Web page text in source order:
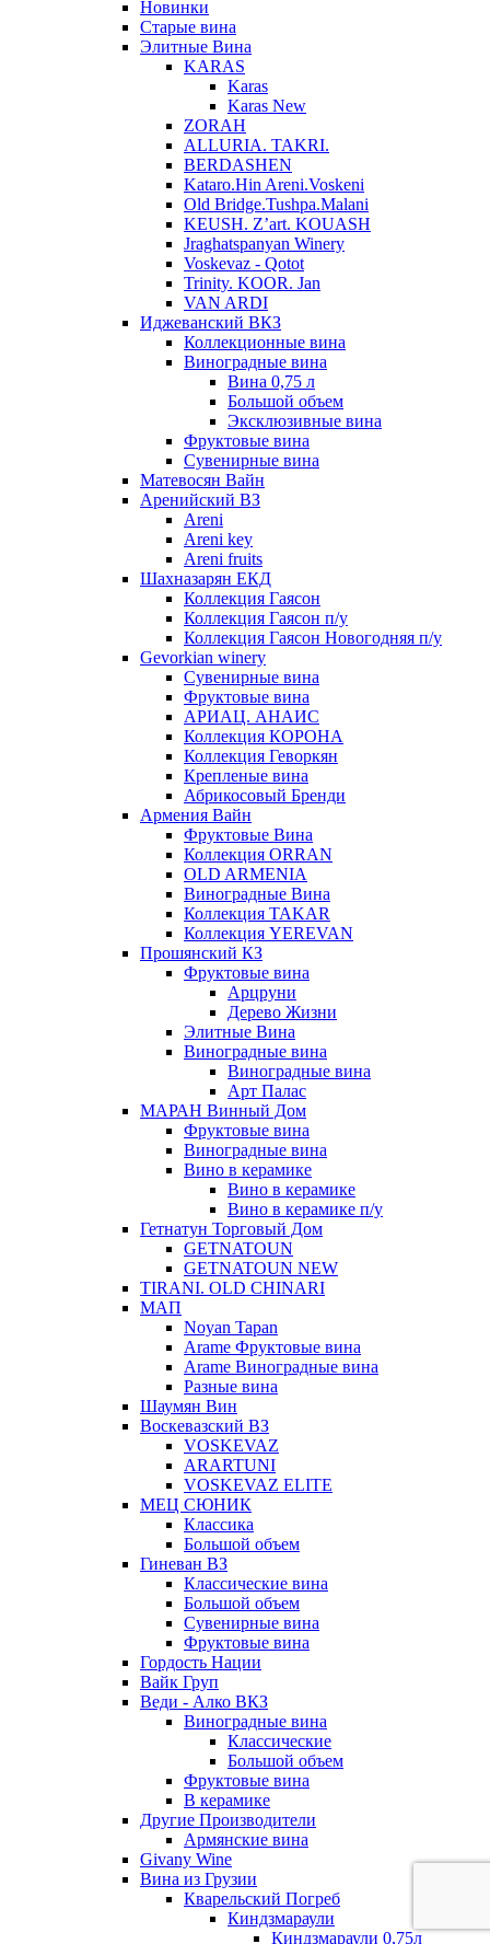
Новинки
Старые вина
Элитные Вина
KARAS
Karas
Karas New
ZORAH
ALLURIA. TAKRI.
BERDASHEN
Kataro.Hin Areni.Voskeni
Old Bridge.Tushpa.Malani
KEUSH. Z’art. KOUASH
Jraghatspanyan Winery
Voskevaz - Qotot
Trinity. KOOR. Jan
VAN ARDI
Иджеванский ВКЗ
Коллекционные вина
Виноградные вина
Вина 0,75 л
Большой объем
Эксклюзивные вина
Фруктовые вина
Cувенирные вина
Матевосян Вайн
Аренийский ВЗ
Areni
Areni key
Areni fruits
Шахназарян ЕКД
Коллекция Гаясон
Коллекция Гаясон п/у
Коллекция Гаясон Новогодняя п/у
Gevorkian winery
Сувенирные вина
Фруктовые вина
АРИАЦ. АНАИС
Коллекция КОРОНА
Коллекция Геворкян
Крепленые вина
Абрикосовый Бренди
Армения Вайн
Фруктовые Вина
Коллекция ORRAN
OLD ARMENIA
Виноградные Вина
Коллекция TAKAR
Коллекция YEREVAN
Прошянский КЗ
Фруктовые вина
Арцруни
Дерево Жизни
Элитные Вина
Виноградные вина
Виноградные вина
Арт Палас
МАРАН Винный Дом
Фруктовые вина
Виноградные вина
Вино в керамике
Вино в керамике
Вино в керамике п/у
Гетнатун Торговый Дом
GETNATOUN
GETNATOUN NEW
TIRANI. OLD CHINARI
МАП
Noyan Tapan
Arame Фруктовые вина
Arame Виноградные вина
Разные вина
Шаумян Вин
Воскевазский ВЗ
VOSKEVAZ
ARARTUNI
VOSKEVAZ ELITE
МЕЦ СЮНИК
Классика
Большой объем
Гиневан ВЗ
Классические вина
Большой объем
Сувенирные вина
Фруктовые вина
Гордость Нации
Вайк Груп
Веди - Алко ВКЗ
Виноградные вина
Классические
Большой объем
Фруктовые вина
В керамике
Другие Производители
Армянские вина
Givany Wine
Вина из Грузии
Кварельский Погреб
Киндзмараули
Киндзмараули 0,75л